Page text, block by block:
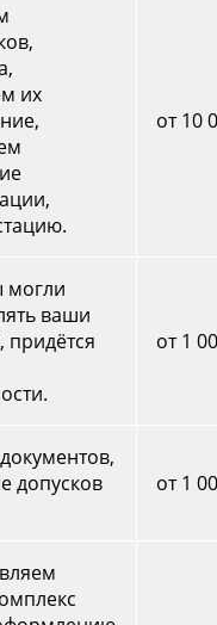
их
от 10
могли
ваши
придётся
от 1
допусков
от 1